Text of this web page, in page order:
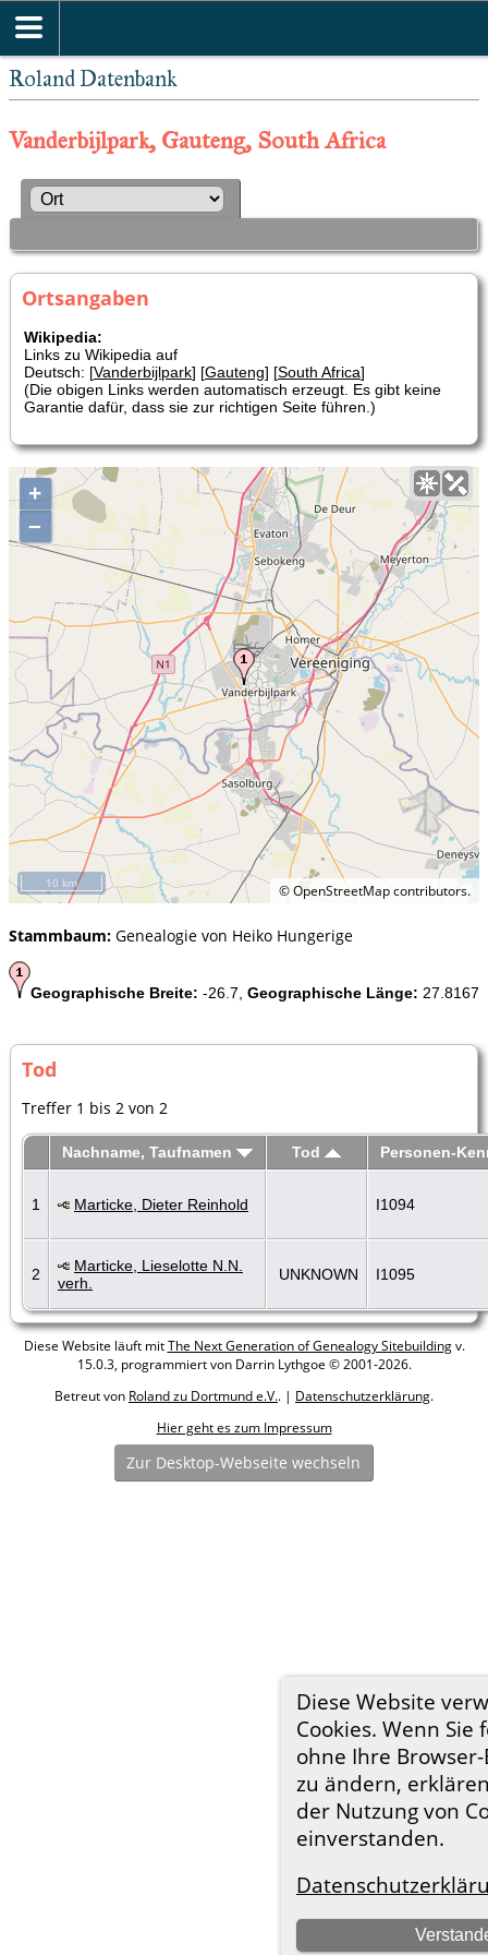
Roland Datenbank
Diese Website
Cookies. Wenn Sie
ohne Ihre
zu ändern,
der Nutzung von
einverstanden.
Vanderbijlpark, Gauteng, South Africa
Ortsangaben
Wikipedia:
Links zu Wikipedia auf
Deutsch: [Vanderbijlpark] [Gauteng] [South Africa]
(Die obigen Links werden automatisch erzeugt. Es gibt keine
Garantie dafür, dass sie zur richtigen Seite führen.)
+
–
©OpenStreetMapcontributors.
10 km
Stammbaum: Genealogie von Heiko Hungerige
Geographische Breite: -26.7, Geographische Länge: 27.8167
Tod
Treffer 1 bis 2 von 2
Nachname, Taufnamen Tod Personen-
1 Marticke, Dieter Reinhold I1094
2
Marticke, Lieselotte N.N.
verh.
UNKNOWN I1095
Diese Website läuft mitThe Next Generation of Genealogy Sitebuildingv.
15.0.3, programmiert von Darrin Lythgoe © 2001-2026.
Betreut von Roland zu Dortmund e.V.. | Datenschutzerklärung.
Hier geht es zum Impressum
Zur Desktop-Webseite wechseln